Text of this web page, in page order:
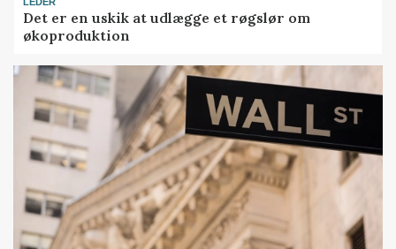
Det er en uskik at udlægge et røgslør om
økoproduktion